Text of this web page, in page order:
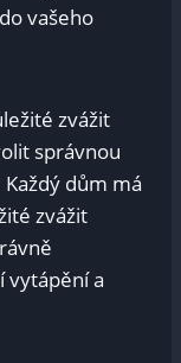
vašeho
zvážit
správnou
dům má
zvážit
vytápění a